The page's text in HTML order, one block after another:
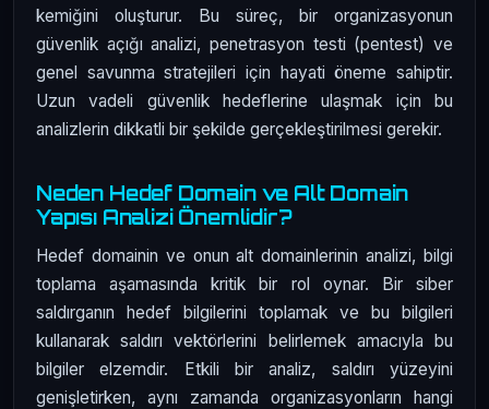
kemiğini oluşturur. Bu süreç, bir organizasyonun
güvenlik açığı analizi, penetrasyon testi (pentest) ve
genel savunma stratejileri için hayati öneme sahiptir.
Uzun vadeli güvenlik hedeflerine ulaşmak için bu
analizlerin dikkatli bir şekilde gerçekleştirilmesi gerekir.
Neden Hedef Domain ve Alt Domain
Yapısı Analizi Önemlidir?
Hedef domainin ve onun alt domainlerinin analizi, bilgi
toplama aşamasında kritik bir rol oynar. Bir siber
saldırganın hedef bilgilerini toplamak ve bu bilgileri
kullanarak saldırı vektörlerini belirlemek amacıyla bu
bilgiler elzemdir. Etkili bir analiz, saldırı yüzeyini
genişletirken, aynı zamanda organizasyonların hangi